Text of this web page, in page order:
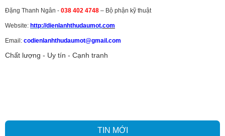
Đặng Thanh Ngân - 038 402 4748 – Bộ phận kỹ thuật
Website: http://dienlanhthudaumot.com
Email: codienlanhthudaumot@gmail.com
Chất lượng - Uy tín - Cạnh tranh
TIN MỚI